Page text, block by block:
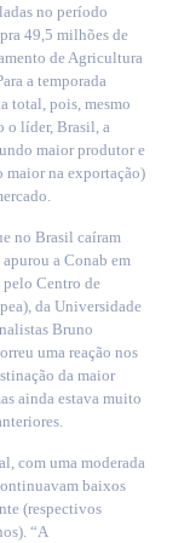
no período
49,5 milhões de
de Agricultura
a temporada
total, pois, mesmo
o líder, Brasil, a
maior produtor e
maior na exportação)
no Brasil caíram
a Conab em
pelo Centro de
da Universidade
Bruno
uma reação nos
da maior
ainda estava muito
com uma moderada
baixos
(respectivos
“A